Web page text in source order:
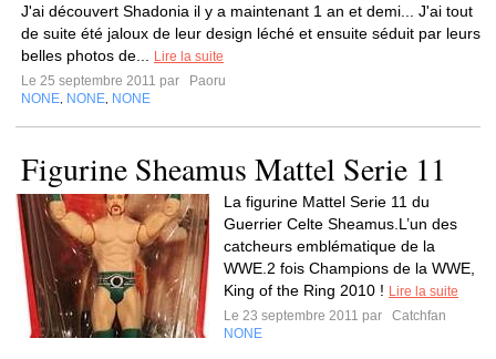
J'ai découvert Shadonia il y a maintenant 1 an et demi... J'ai tout
de suite été jaloux de leur design léché et ensuite séduit par leurs
belles photos de...
Lire la suite
Le 25 septembre 2011 par
Paoru
NONE NONE NONE
Figurine Sheamus Mattel Serie 11
La figurine Mattel Serie 11 du
Guerrier Celte Sheamus.L’un des
catcheurs emblématique de la
WWE.2 fois Champions de la WWE,
King of the Ring 2010 ! Lire la suite
Le 23 septembre 2011 par
Catchfan
NONE